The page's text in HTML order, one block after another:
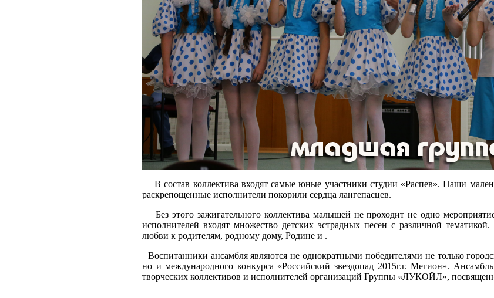
В состав коллектива входят самые юные участники студии «Распев». Наши
раскрепощенные исполнители покорили сердца лангепасцев.
Без этого зажигательного коллектива малышей не проходит не одно
исполнителей входят множество детских эстрадных песен с различной
любви к родителям, родному дому, Родине и .
Воспитанники ансамбля являются не однократными победителями не только
но и международного конкурса «Российский звездопад 2015г.г. Мегион».
творческих коллективов и исполнителей организаций Группы «ЛУКОЙЛ»,